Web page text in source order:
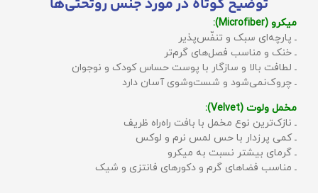
توضیح کوتاه در مورد جنس روتختی‌ها
میکرو (Microfiber):
ـ پارچه‌ای سبک و تنفّس‌پذیر
ـ خنک و مناسب فصل‌های گرم‌تر
ـ لطافت بالا و سازگار با پوست حساس کودک و نوجوان
ـ چروک‌نمی‌شود و شست‌وشوی آسان دارد
مخمل ولوت (Velvet):
ـ نازک‌ترین نوع مخمل با بافت راه‌راه ظریف
ـ کمی پرزدار با حس لمس نرم و لوکس
ـ گرمای بیشتر نسبت به میکرو
ـ مناسب فضاهای گرم و دکورهای فانتزی و شیک